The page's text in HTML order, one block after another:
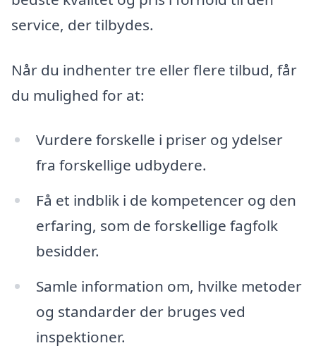
service, der tilbydes.
Når du indhenter tre eller flere tilbud, får
du mulighed for at:
Vurdere forskelle i priser og ydelser
fra forskellige udbydere.
Få et indblik i de kompetencer og den
erfaring, som de forskellige fagfolk
besidder.
Samle information om, hvilke metoder
og standarder der bruges ved
inspektioner.